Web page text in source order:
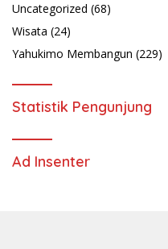
Uncategorized (68)
Wisata (24)
Yahukimo Membangun (229)
Statistik Pengunjung
Ad Insenter